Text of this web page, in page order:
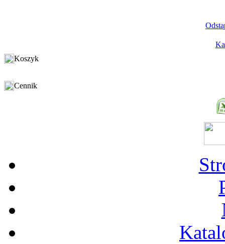
Koszyk
Cennik